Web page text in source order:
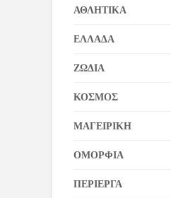
ΑΘΛΗΤΙΚΑ
ΕΛΛΑΔΑ
ΖΩΔΙΑ
ΚΟΣΜΟΣ
ΜΑΓΕΙΡΙΚΗ
ΟΜΟΡΦΙΑ
ΠΕΡΙΕΡΓΑ